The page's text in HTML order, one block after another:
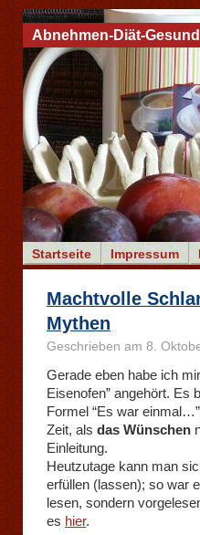
Startseite Impressum
Abnehmen-Diät-
Machtvolle
Mythen
Geschrieben am 8.
Gerade eben habe ich
Eisenofen” angehört. Es
Formel “Es war
Zeit, als das Wünschen
Einleitung.
Heutzutage kann man
erfüllen (lassen); so war
lesen, sondern
es hier.